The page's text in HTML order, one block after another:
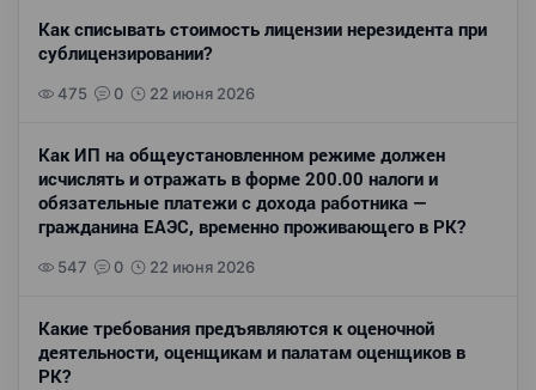
Как списывать стоимость лицензии нерезидента при
сублицензировании?
475 0 22 июня 2026
Как ИП на общеустановленном режиме должен
исчислять и отражать в форме 200.00 налоги и
обязательные платежи с дохода работника —
гражданина ЕАЭС, временно проживающего в РК?
547 0 22 июня 2026
Какие требования предъявляются к оценочной
деятельности, оценщикам и палатам оценщиков в
РК?